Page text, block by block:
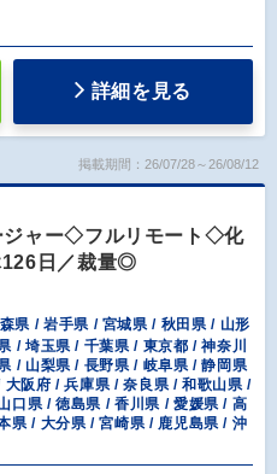
詳細を見る
掲載期間：26/07/28～26/08/12
ジャー◇フルリモート◇化
126日／裁量◎
県 / 岩手県 / 宮城県 / 秋田県 / 山形
/ 埼玉県 / 千葉県 / 東京都 / 神奈川
/ 山梨県 / 長野県 / 岐阜県 / 静岡県
阪府 / 兵庫県 / 奈良県 / 和歌山県 /
口県 / 徳島県 / 香川県 / 愛媛県 / 高
県 / 大分県 / 宮崎県 / 鹿児島県 / 沖